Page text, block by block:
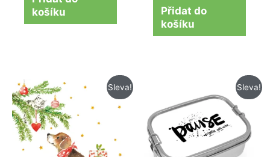
košíku
Přidat do
košíku
Sleva!
Původní
cena
byla:
105 Kč.
Aktuální
je:
Sleva!
cena
byla:
595 Kč.
Aktuální
cena
je:
375 Kč.